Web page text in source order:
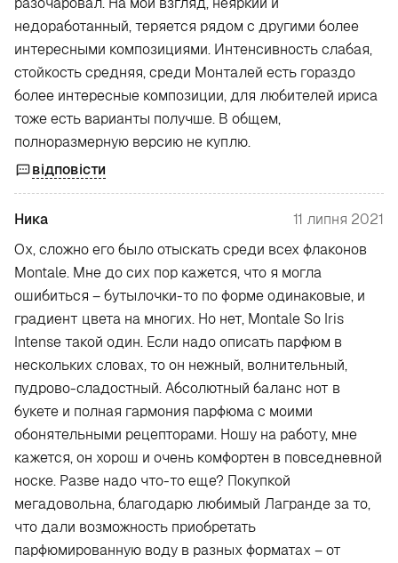
недоработанный, теряется рядом с другими более
интересными композициями. Интенсивность слабая,
стойкость средняя, среди Монталей есть гораздо
более интересные композиции, для любителей ириса
тоже есть варианты получше. В общем,
полноразмерную версию не куплю.
відповісти
Ника
11 липня 2021
Ох, сложно его было отыскать среди всех флаконов
Montale. Мне до сих пор кажется, что я могла
ошибиться – бутылочки-то по форме одинаковые, и
градиент цвета на многих. Но нет, Montale So Iris
Intense такой один. Если надо описать парфюм в
нескольких словах, то он нежный, волнительный,
пудрово-сладостный. Абсолютный баланс нот в
букете и полная гармония парфюма с моими
обонятельными рецепторами. Ношу на работу, мне
кажется, он хорош и очень комфортен в повседневной
носке. Разве надо что-то еще? Покупкой
мегадовольна, благодарю любимый Лагранде за то,
что дали возможность приобретать
парфюмированную воду в разных форматах – от